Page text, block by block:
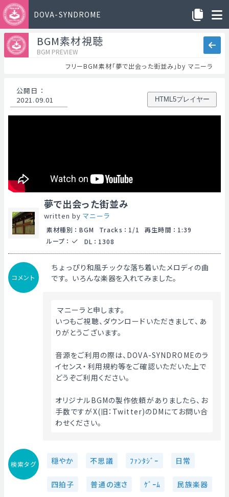
DOVA-SYNDROME
BGM素材視聴
BGM PREVIEW
フリーBGM素材「夢で出会った街並み」by マニーラ
公開日 ：
2021.09.01
HTML5プレイヤー
夢で出会った街並み
written byマニーラ
素材種別 ： BGM Tracks ： 1/1 再生時間 ： 1:39
ループ ： DL ： 1308
コメント
ちょっぴり和風チックな落ち着いたメロディの曲
です。いろんな楽器を入れてみました。
マニーラと申します。
いつもご視聴、ダウンロードいただきまして、あ
りがとうございます。
音源をご利用の際は、DOVA-SYNDROMEのラ
イセンス・利用規約等をご確認いただいた上で
どうぞご利用ください。
オリジナルBGMの製作依頼がありましたら、お
手数ですがX(旧：Twitter)のDMにてお問い合
わせください。
検索タグ 穏やか 不思議 ﾌｧﾝﾀｼﾞｰ 日常
四拍子 普通の速さ ｹﾞｰﾑ 民族楽器